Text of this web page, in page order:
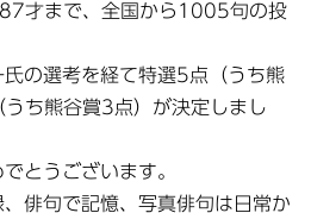
才まで、全国から1005句の投
の選考を経て特選5点（うち熊
ち熊谷賞3点）が決定しまし
とうございます。
俳句で記憶、写真俳句は日常か